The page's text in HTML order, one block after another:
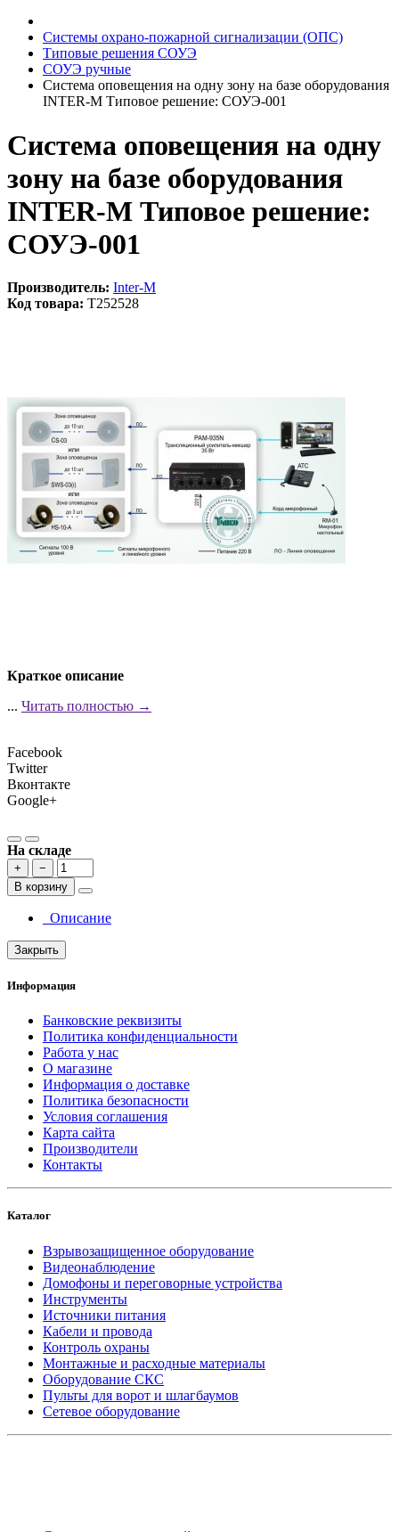
Системы охрано-пожарной сигнализации (ОПС)
Типовые решения СОУЭ
СОУЭ ручные
Система оповещения на одну зону на базе оборудования
INTER-M Типовое решение: СОУЭ-001
Система оповещения на одну
зону на базе оборудования
INTER-M Типовое решение:
СОУЭ-001
Производитель: Inter-M
Код товара: T252528
Краткое описание
... Читать полностью →
Facebook
Twitter
Вконтакте
Google+
На складе
+
−
В корзину
Описание
Закрыть
Информация
Банковские реквизиты
Политика конфиденциальности
Работа у нас
О магазине
Информация о доставке
Политика безопасности
Условия соглашения
Карта сайта
Производители
Контакты
Каталог
Взрывозащищенное оборудование
Видеонаблюдение
Домофоны и переговорные устройства
Инструменты
Источники питания
Кабели и провода
Контроль охраны
Монтажные и расходные материалы
Оборудование СКС
Пульты для ворот и шлагбаумов
Сетевое оборудование